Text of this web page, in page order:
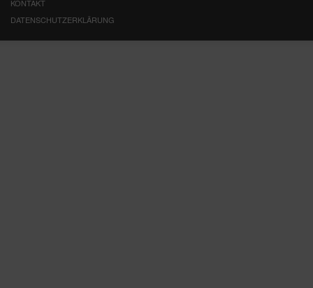
KONTAKT
DATENSCHUTZERKLÄRUNG